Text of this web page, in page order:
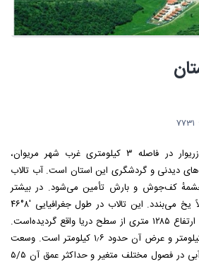
تالاب آب شیرین زریبار یا زریوار در فاصله ۳ کیلومتری غرب شهر مریوان،
دیدنی و گردشگری این استان است. آب تالاب
کف‌جوش و بارش تأمین می‌شود. در بیشتر
زمستان‌ها سطح دریاچه کاملاً یخ می‌بندد. این تالاب در طول جغرافیایی ′۸°۴۶
و عرض جغرافیایی ′۳۲°۳۵ و ارتفاع ۱۲۸۵ متری از سطح دریا واقع گردیده‌است.
طول دریاچه زریبار حدود ۵ کیلومتر و عرض آن حدود ۱٫۶ کیلومتر است. وسعت
تالاب به دلیل تغییرات حجم آبی در فصول مختلف متغیر و حداکثر عمق آن ۵/۵